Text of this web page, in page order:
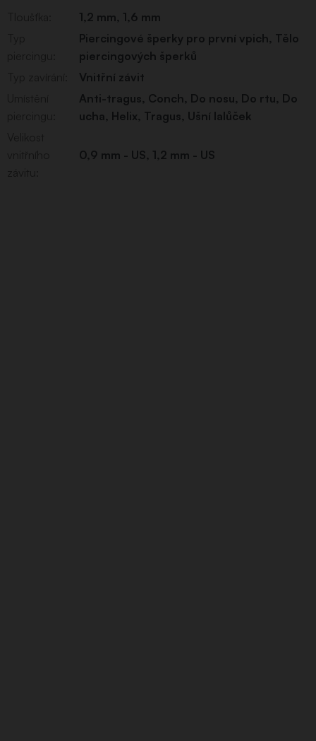
1,2 mm, 1,6 mm
Piercingové šperky pro první vpich, Tělo
piercingových šperků
Vnitřní závit
Anti-tragus, Conch, Do nosu, Do rtu, Do
ucha, Helix, Tragus, Ušní lalůček
0,9 mm - US, 1,2 mm - US